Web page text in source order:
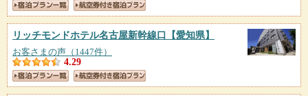
リッチモンドホテル名古屋新幹線口 【愛知県】
お客さまの声（1447件）
4.29